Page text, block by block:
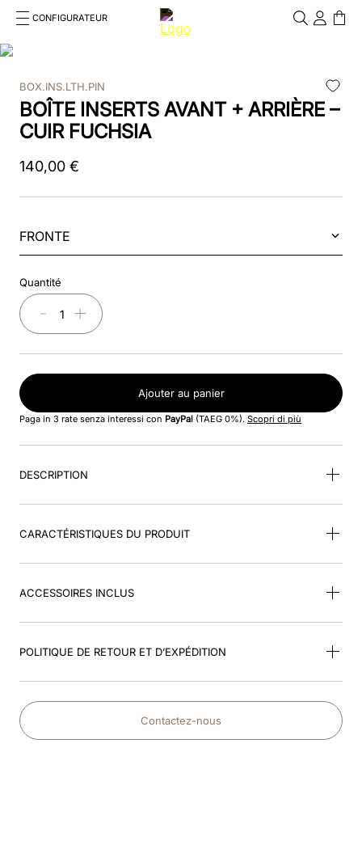
CONFIGURATEUR
Cosa stai cercando?
RECHERCHES FRÉQUENTES
1. kep cromo 2 0
2.helmet
3.inserti
4.polo
6.
7.visor
8.black
BOX.INS.LTH.PIN
BOÎTE INSERTS AVANT + ARRIÈRE –
CUIR FUCHSIA
140,00 €
FRONTE
Quantité
＋
－
Ajouter au panier
Paga in 3 rate senza interessi con PayPal (TAEG 0%). Scopri di più
DESCRIPTION
CARACTÉRISTIQUES DU PRODUIT
ACCESSOIRES INCLUS
POLITIQUE DE RETOUR ET D’EXPÉDITION
Contactez-nous